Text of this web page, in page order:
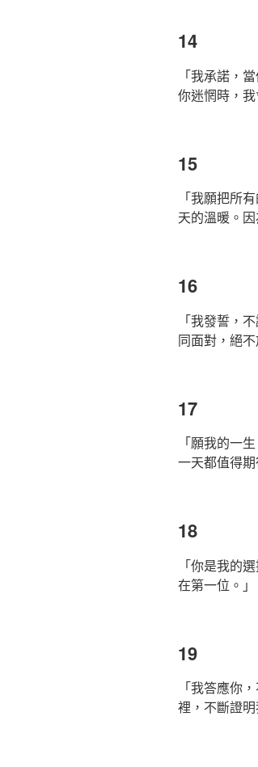
14
「我承諾，
你迷惘時，
15
「我願把所
天的溫暖。因
16
「我發誓，
同面對，絕不
17
「願我的一
一天都值得期
18
「你是我的
在第一位。」
19
「我答應你
裡，不斷證明